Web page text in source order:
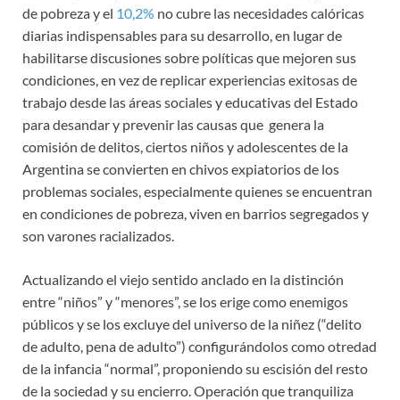
de pobreza y el 10,2% no cubre las necesidades calóricas
diarias indispensables para su desarrollo, en lugar de
habilitarse discusiones sobre políticas que mejoren sus
condiciones, en vez de replicar experiencias exitosas de
trabajo desde las áreas sociales y educativas del Estado
para desandar y prevenir las causas que genera la
comisión de delitos, ciertos niños y adolescentes de la
Argentina se convierten en chivos expiatorios de los
problemas sociales, especialmente quienes se encuentran
en condiciones de pobreza, viven en barrios segregados y
son varones racializados.
Actualizando el viejo sentido anclado en la distinción
entre “niños” y “menores”, se los erige como enemigos
públicos y se los excluye del universo de la niñez (“delito
de adulto, pena de adulto”) configurándolos como otredad
de la infancia “normal”, proponiendo su escisión del resto
de la sociedad y su encierro. Operación que tranquiliza